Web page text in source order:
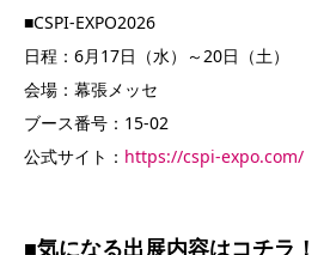
■CSPI-EXPO2026
日程：6月17日（水）～20日（土）
会場：幕張メッセ
ブース番号：15-02
公式サイト： https://cspi-expo.com/
■気になる出展内容はコチラ！